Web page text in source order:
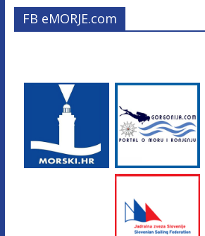
FB eMORJE.com